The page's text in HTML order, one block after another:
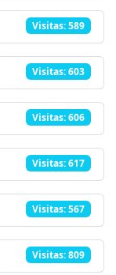
Visitas: 589
Visitas: 603
Visitas: 606
Visitas: 617
Visitas: 567
Visitas: 809